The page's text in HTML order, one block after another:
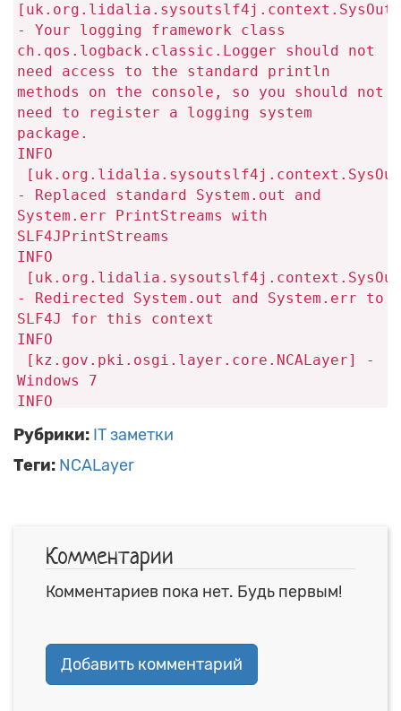
- Your logging framework class
ch.qos.logback.classic.Logger should not
need access to the standard println
methods on the console, so you should not
need to register a logging system
package.
INFO
- Replaced standard System.out and
System.err PrintStreams with
SLF4JPrintStreams
INFO
- Redirected System.out and System.err to
SLF4J for this context
INFO
[kz.gov.pki.osgi.layer.core.NCALayer] -
Windows 7
INFO
INFO
[kz.gov.pki.osgi.layer.core.VerifierKt]
- Certificate:
OU=BIN080540010396, O="РЕСПУБЛИКАНСКОЕ
ГОСУДАРСТВЕННОЕ ПРЕДПРИЯТИЕ НА ПРАВЕ
ХОЗЯЙСТВЕННОГО ВЕДЕНИЯ \"ГОСУДАРСТВЕННАЯ
Рубрики: IT заметки
Теги: NCALayer
Комментарии
Комментариев пока нет. Будь первым!
Добавить комментарий